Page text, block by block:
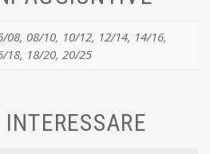
08, 08/10, 10/12, 12/14, 14/16,
18, 18/20, 20/25